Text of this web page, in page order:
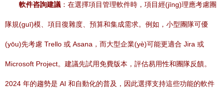
軟件咨詢建議 ：在選擇項目管理軟件時，項目經(jīng)理應考慮團
隊規(guī)模、項目復雜度、預算和集成需求。例如，小型團隊可優
(yōu)先考慮 Trello 或 Asana，而大型企業(yè)可能更適合 Jira 或
Microsoft Project。建議先試用免費版本，評估易用性和團隊反饋。
2024 年的趨勢是 AI 和自動化的普及，因此選擇支持這些功能的軟件